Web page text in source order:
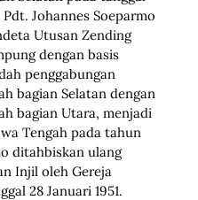
Johannes Soeparmo
Utusan Zending
dengan basis
penggabungan
bagian Selatan dengan
bagian Utara, menjadi
Tengah pada tahun
ditahbiskan ulang
Injil oleh Gereja
28 Januari 1951.